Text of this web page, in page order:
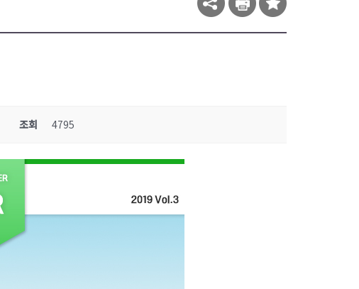
조회 4795